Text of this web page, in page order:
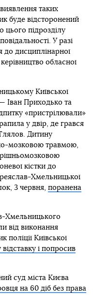
таких
буде відсторонений
цього підрозділу
У разі
до дисциплінарної
обласної
Київської
Іван Приходько та
«пристрілювали»
у двір, де грався
Дитину
мозковою травмою,
кістки до
Хмельницької
3 червня, поранена
Хмельницького
від виконання
поліції Київської
і попросив
суд міста Києва
на 60 діб без права